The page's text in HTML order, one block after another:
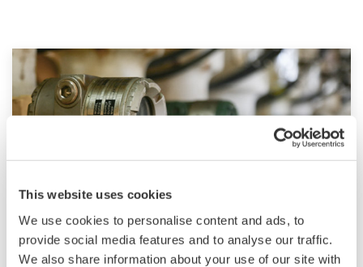
This website uses cookies
We use cookies to personalise content and ads, to
provide social media features and to analyse our traffic.
We also share information about your use of our site with
OpreX Field Instruments